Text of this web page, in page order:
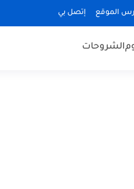
الموقع إتصل بي
الشروحات